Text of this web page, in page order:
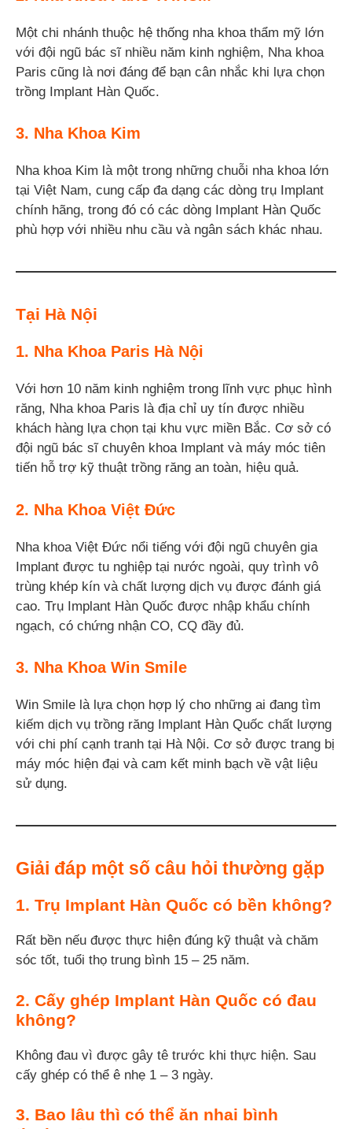
Một chi nhánh thuộc hệ thống nha khoa thẩm mỹ lớn
với đội ngũ bác sĩ nhiều năm kinh nghiệm, Nha khoa
Paris cũng là nơi đáng để bạn cân nhắc khi lựa chọn
trồng Implant Hàn Quốc.
3. Nha Khoa Kim
Nha khoa Kim là một trong những chuỗi nha khoa lớn
tại Việt Nam, cung cấp đa dạng các dòng trụ Implant
chính hãng, trong đó có các dòng Implant Hàn Quốc
phù hợp với nhiều nhu cầu và ngân sách khác nhau.
Tại Hà Nội
1. Nha Khoa Paris Hà Nội
Với hơn 10 năm kinh nghiệm trong lĩnh vực phục hình
răng, Nha khoa Paris là địa chỉ uy tín được nhiều
khách hàng lựa chọn tại khu vực miền Bắc. Cơ sở có
đội ngũ bác sĩ chuyên khoa Implant và máy móc tiên
tiến hỗ trợ kỹ thuật trồng răng an toàn, hiệu quả.
2. Nha Khoa Việt Đức
Nha khoa Việt Đức nổi tiếng với đội ngũ chuyên gia
Implant được tu nghiệp tại nước ngoài, quy trình vô
trùng khép kín và chất lượng dịch vụ được đánh giá
cao. Trụ Implant Hàn Quốc được nhập khẩu chính
ngạch, có chứng nhận CO, CQ đầy đủ.
3. Nha Khoa Win Smile
Win Smile là lựa chọn hợp lý cho những ai đang tìm
kiếm dịch vụ trồng răng Implant Hàn Quốc chất lượng
với chi phí cạnh tranh tại Hà Nội. Cơ sở được trang bị
máy móc hiện đại và cam kết minh bạch về vật liệu
sử dụng.
Giải đáp một số câu hỏi thường gặp
1. Trụ Implant Hàn Quốc có bền không?
Rất bền nếu được thực hiện đúng kỹ thuật và chăm
sóc tốt, tuổi thọ trung bình 15 – 25 năm.
2. Cấy ghép Implant Hàn Quốc có đau
không?
Không đau vì được gây tê trước khi thực hiện. Sau
cấy ghép có thể ê nhẹ 1 – 3 ngày.
3. Bao lâu thì có thể ăn nhai bình